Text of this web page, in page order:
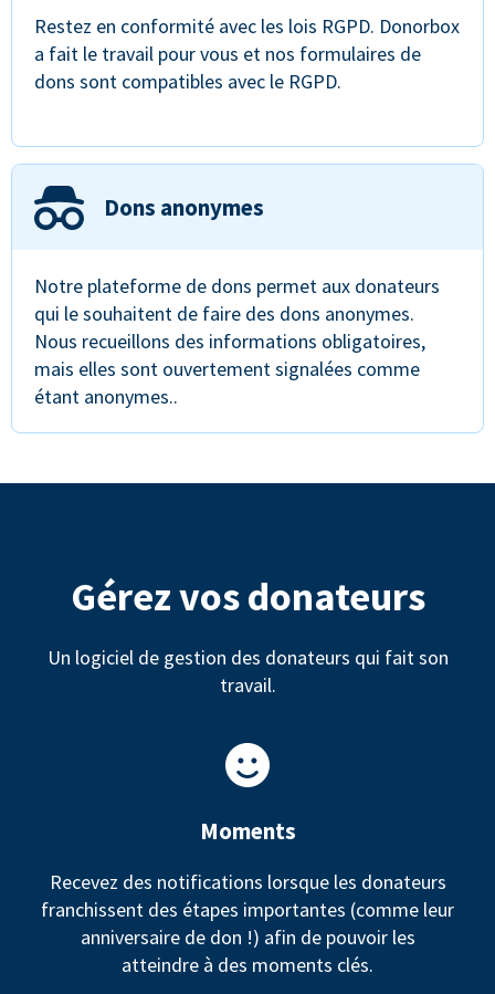
Restez en conformité avec les lois RGPD. Donorbox
a fait le travail pour vous et nos formulaires de
dons sont compatibles avec le RGPD.
Dons anonymes
Notre plateforme de dons permet aux donateurs
qui le souhaitent de faire des dons anonymes.
Nous recueillons des informations obligatoires,
mais elles sont ouvertement signalées comme
étant anonymes..
Gérez vos donateurs
Un logiciel de gestion des donateurs qui fait son
travail.
Moments
Recevez des notifications lorsque les donateurs
franchissent des étapes importantes (comme leur
anniversaire de don !) afin de pouvoir les
atteindre à des moments clés.